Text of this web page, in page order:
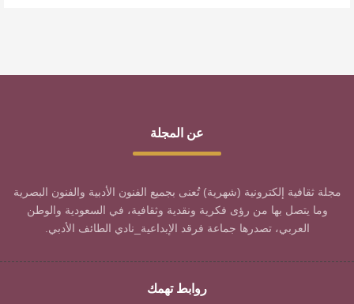
عن المجلة
مجلة ثقافية إلكترونية (شهرية) تُعنى بجميع الفنون الأدبية والفنون البصرية
وما يتصل بها من رؤى فكرية ونقدية وثقافية، في السعودية والوطن
العربي، تصدرها جماعة فرقد الإبداعية_نادي الطائف الأدبي.
روابط تهمك